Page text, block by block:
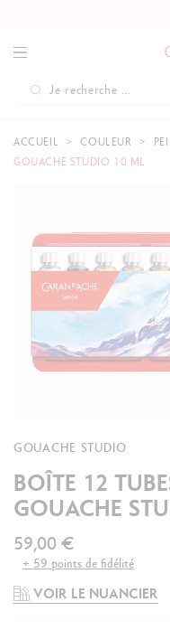
ACCUEIL COULEUR
GOUACHE STUDIO 10 ML
GOUACHE STUDIO
BOÎTE 12
GOUACHE
59,00 €
+ 59 points de fidélité
VOIR LE NUANCIER